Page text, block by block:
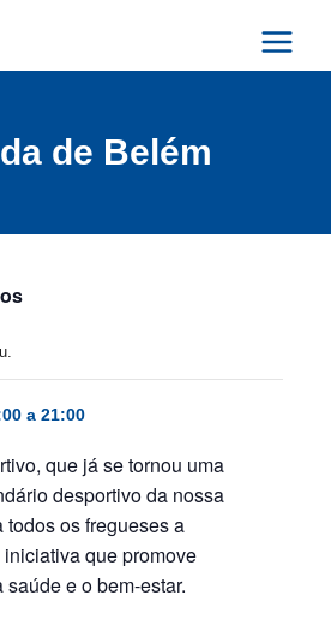
de Belém
a 21:00
que já se tornou uma
desportivo da nossa
todos os fregueses a
que promove
e o bem-estar.